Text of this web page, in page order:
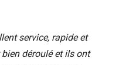
service, rapide et
déroulé et ils ont